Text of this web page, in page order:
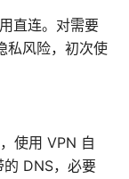
直连。对需要
私风险，初次使
使用 VPN 自
DNS，必要